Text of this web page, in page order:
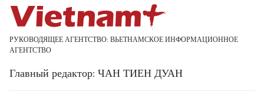
РУКОВОДЯЩЕЕ АГЕНТСТВО: ВЬЕТНАМСКОЕ ИНФОРМАЦИОННОЕ
АГЕНТСТВО
Главный редактор: ЧАН ТИЕН ДУАН